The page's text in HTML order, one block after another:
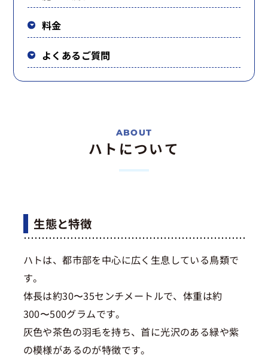
料金
よくあるご質問
ハトについて
生態と特徴
ハトは、都市部を中心に広く生息している鳥類で
す。
体長は約30〜35センチメートルで、体重は約
300〜500グラムです。
灰色や茶色の羽毛を持ち、首に光沢のある緑や紫
の模様があるのが特徴です。